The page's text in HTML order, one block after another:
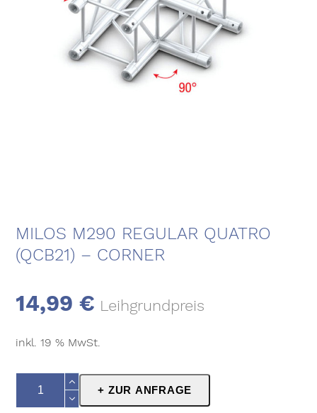
MILOS M290 REGULAR QUATRO
(QCB21) – CORNER
14,99€ Leihgrundpreis
inkl. 19 % MwSt.
M290
+ ZUR ANFRAGE